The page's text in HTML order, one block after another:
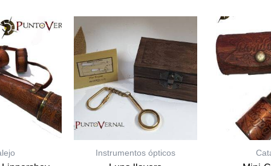
Instrumentos ópticos
producto
tiene
múltiples
variantes.
Las
opciones
se
pueden
elegir
en
la
página